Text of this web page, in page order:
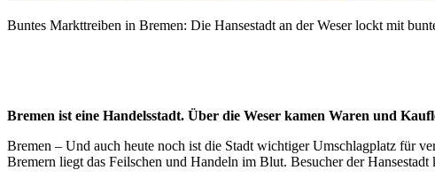
Buntes Markttreiben in Bremen: Die Hansestadt an der Weser lockt mit
Bremen ist eine Handelsstadt. Über die Weser kamen Waren und
Bremen – Und auch heute noch ist die Stadt wichtiger Umschlagplatz für
Bremern liegt das Feilschen und Handeln im Blut. Besucher der